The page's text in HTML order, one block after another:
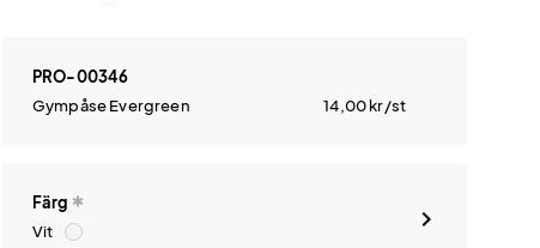
PRO-00346
Gympåse Evergreen
14,00kr/st
Färg
Vit